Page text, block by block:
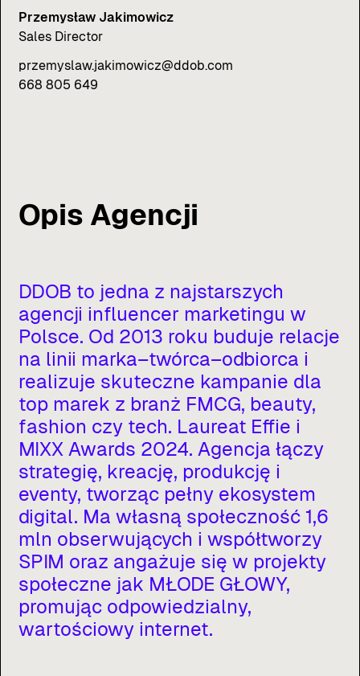
Przemysław Jakimowicz
Sales Director
przemyslaw.jakimowicz@ddob.com
668 805 649
Opis Agencji
DDOB to jedna z najstarszych
agencji influencer marketingu w
Polsce. Od 2013 roku buduje relacje
na linii marka–twórca–odbiorca i
realizuje skuteczne kampanie dla
top marek z branż FMCG, beauty,
fashion czy tech. Laureat Effie i
MIXX Awards 2024. Agencja łączy
strategię, kreację, produkcję i
eventy, tworząc pełny ekosystem
digital. Ma własną społeczność 1,6
mln obserwujących i współtworzy
SPIM oraz angażuje się w projekty
społeczne jak MŁODE GŁOWY,
promując odpowiedzialny,
wartościowy internet.